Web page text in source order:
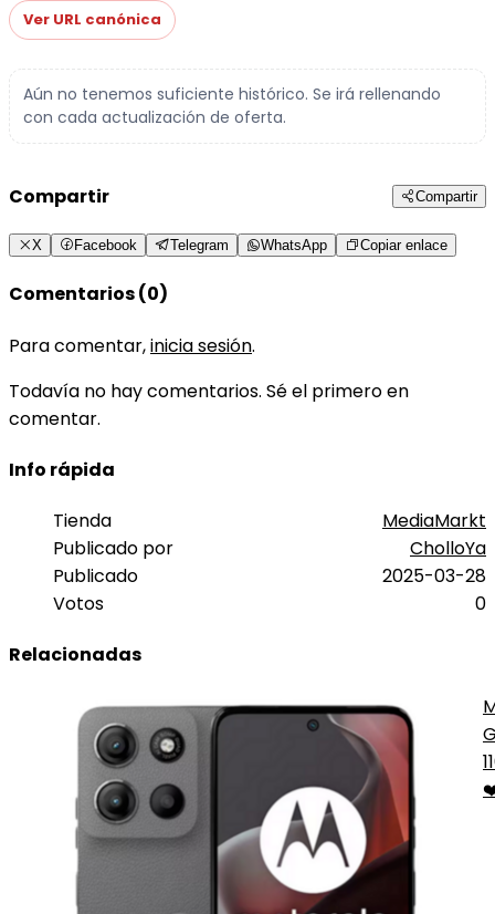
Ver URL canónica
Aún no tenemos suficiente histórico. Se irá rellenando
con cada actualización de oferta.
Compartir Compartir
X Facebook Telegram WhatsApp Copiar enlace
Comentarios (0)
Para comentar,inicia sesión.
Todavía no hay comentarios. Sé el primero en
comentar.
Info rápida
Tienda
MediaMarkt
Publicado por
CholloYa
Publicado
2025-03-28
Votos
0
Relacionadas